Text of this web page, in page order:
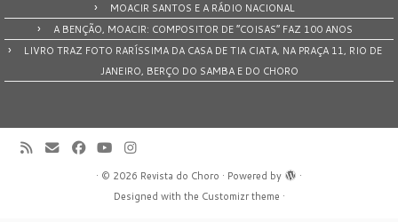
MOACIR SANTOS E A RÁDIO NACIONAL
A BENÇÃO, MOACIR: COMPOSITOR DE “COISAS” FAZ 100 ANOS
LIVRO TRAZ FOTO RARÍSSIMA DA CASA DE TIA CIATA, NA PRAÇA 11, RIO DE
JANEIRO, BERÇO DO SAMBA E DO CHORO
· © 2026 Revista do Choro · Powered by
·
Designed with the Customizr theme ·